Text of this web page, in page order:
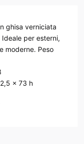
ghisa verniciata
Ideale per esterni,
moderne. Peso
x 73 h